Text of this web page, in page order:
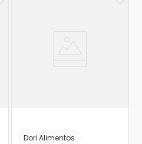
Dori Alimentos